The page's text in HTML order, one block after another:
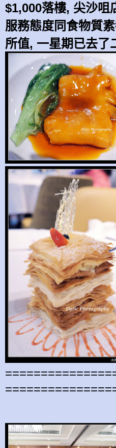
$1,000落樓, 尖沙咀
服務態度同食物質素
所值, 一星期已去了